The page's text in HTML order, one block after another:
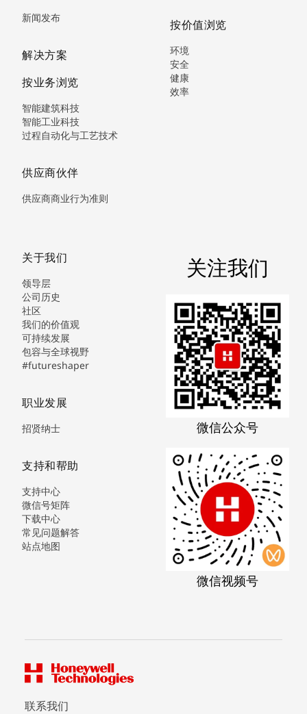
新闻发布
解决方案
按业务浏览
智能建筑科技
智能工业科技
过程自动化与工艺技术
供应商伙伴
供应商商业行为准则
按价值浏览
环境
安全
健康
效率
关于我们
领导层
公司历史
社区
我们的价值观
可持续发展
包容与全球视野
#futureshaper
职业发展
招贤纳士
支持和帮助
支持中心
微信号矩阵
下载中心
常见问题解答
站点地图
关注我们
微信公众号
微信视频号
联系我们